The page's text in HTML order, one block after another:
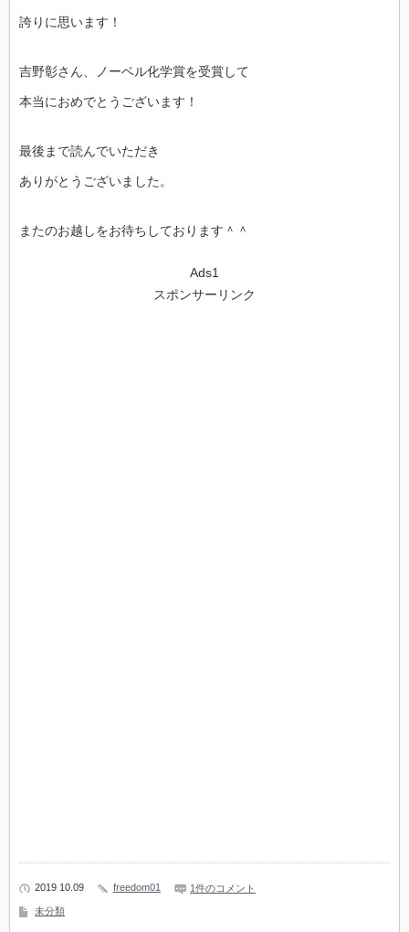
誇りに思います！
吉野彰さん、ノーベル化学賞を受賞して
本当におめでとうございます！
最後まで読んでいただき
ありがとうございました。
またのお越しをお待ちしております＾＾
Ads1
スポンサーリンク
2019 10.09 freedom01 1件のコメント
未分類